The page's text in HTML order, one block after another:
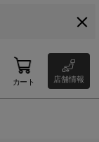
カート 店舗情報